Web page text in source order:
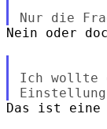
Nein oder
Ich wollte
Das ist eine